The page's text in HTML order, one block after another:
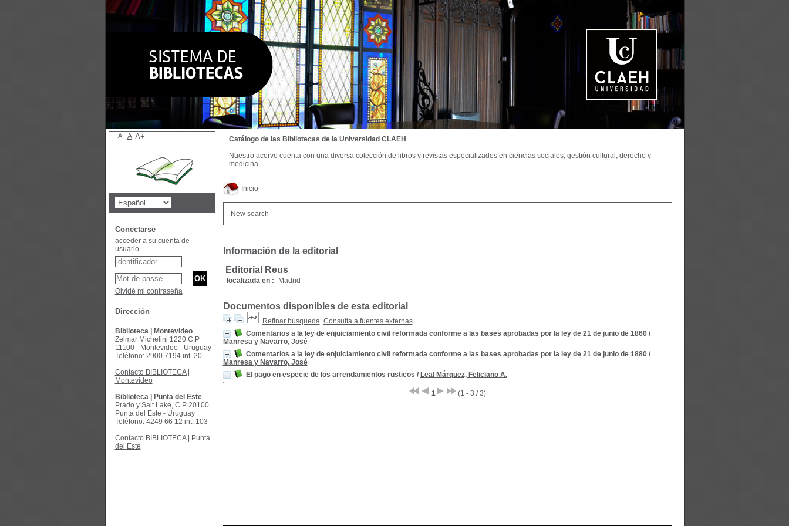
Inicio
New search
Información de la editorial
Editorial Reus
localizada en : Madrid
Documentos disponibles de esta editorial
Refinar búsqueda Consulta a fuentes externas
Comentarios a la ley de enjuiciamiento civil reformada conforme a las bases aprobadas por la ley de 21 de junio de 1860/
Manresa y Navarro, José
Comentarios a la ley de enjuiciamiento civil reformada conforme a las bases aprobadas por la ley de 21 de junio de 1880/
Manresa y Navarro, José
El pago en especie de los arrendamientos rusticos / Leal Márquez, Feliciano A.
1 (1 - 3 / 3)
Catálogo de las Bibliotecas de la Universidad CLAEH
Nuestro acervo cuenta con una diversa colección de libros y revistas especializados en ciencias sociales, gestión cultural, derecho y
medicina.
A- A A+
Conectarse
acceder a su cuenta de
usuario
Olvidé mi contraseña
Dirección
Biblioteca | Montevideo
Zelmar Michelini 1220 C.P
11100 - Montevideo - Uruguay
Teléfono: 2900 7194 int. 20
Contacto BIBLIOTECA |
Montevideo
Biblioteca | Punta del Este
Prado y Salt Lake, C.P 20100
Punta del Este - Uruguay
Teléfono: 4249 66 12 int. 103
Contacto BIBLIOTECA | Punta
del Este